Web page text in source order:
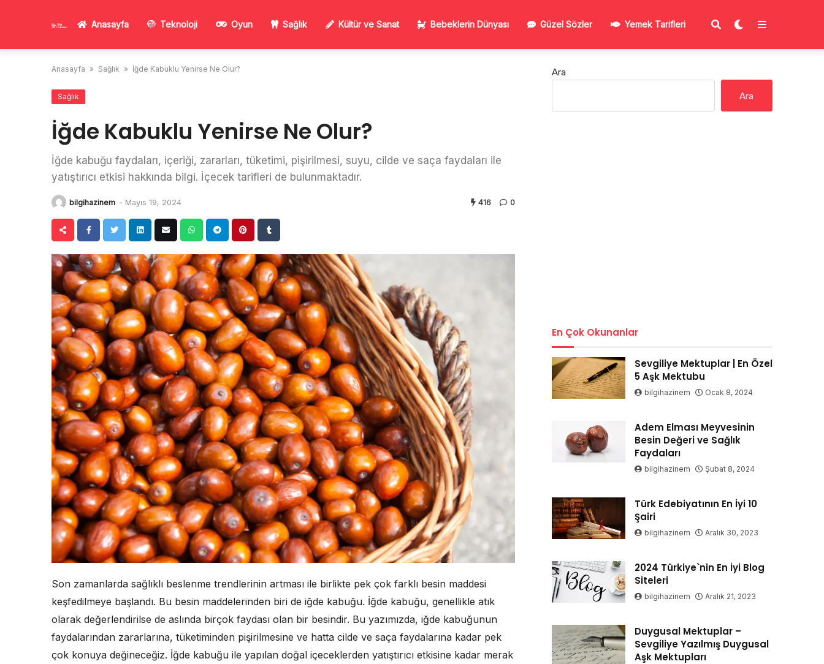
Anasayfa Teknoloji Oyun Sağlık Kültür ve Sanat Bebeklerin Dünyası Güzel Sözler Yemek Tarifleri
Anasayfa » Sağlık » İğde Kabuklu Yenirse Ne Olur?
Sağlık
İğde Kabuklu Yenirse Ne Olur?
İğde kabuğu faydaları, içeriği, zararları, tüketimi, pişirilmesi, suyu, cilde ve saça faydaları ile
yatıştırıcı etkisi hakkında bilgi. İçecek tarifleri de bulunmaktadır.
bilgihazinem - Mayıs 19, 2024 416 0
Son zamanlarda sağlıklı beslenme trendlerinin artması ile birlikte pek çok farklı besin maddesi
keşfedilmeye başlandı. Bu besin maddelerinden biri de iğde kabuğu. İğde kabuğu, genellikle atık
olarak değerlendirilse de aslında birçok faydası olan bir besindir. Bu yazımızda, iğde kabuğunun
faydalarından zararlarına, tüketiminden pişirilmesine ve hatta cilde ve saça faydalarına kadar pek
çok konuya değineceğiz. İğde kabuğu ile yapılan doğal içeceklerden yatıştırıcı etkisine kadar merak
Ara
Ara
En Çok Okunanlar
Sevgiliye Mektuplar | En Özel
5 Aşk Mektubu
bilgihazinem Ocak 8, 2024
Adem Elması Meyvesinin
Besin Değeri ve Sağlık
Faydaları
bilgihazinem Şubat 8, 2024
Türk Edebiyatının En İyi 10
Şairi
bilgihazinem Aralık 30, 2023
2024 Türkiye`nin En İyi Blog
Siteleri
bilgihazinem Aralık 21, 2023
Duygusal Mektuplar –
Sevgiliye Yazılmış Duygusal
Aşk Mektupları